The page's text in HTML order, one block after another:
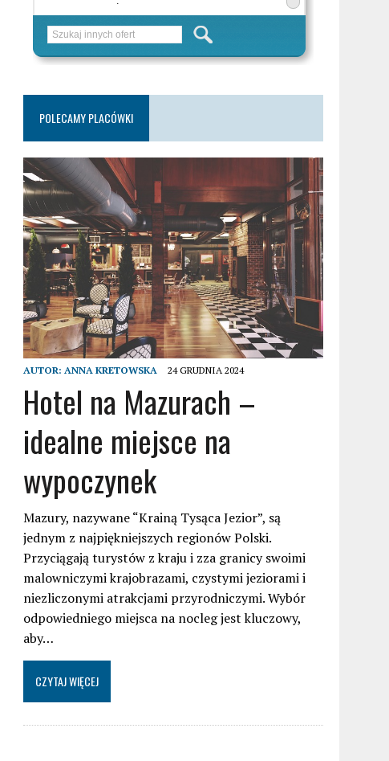
POLECAMY PLACÓWKI
AUTOR: ANNA KRETOWSKA 24 GRUDNIA 2024
Hotel na Mazurach –
idealne miejsce na
wypoczynek
Mazury, nazywane “Krainą Tysąca Jezior”, są
jednym z najpiękniejszych regionów Polski.
Przyciągają turystów z kraju i zza granicy swoimi
malowniczymi krajobrazami, czystymi jeziorami i
niezliczonymi atrakcjami przyrodniczymi. Wybór
odpowiedniego miejsca na nocleg jest kluczowy,
aby…
CZYTAJ WIĘCEJ